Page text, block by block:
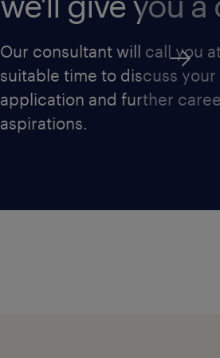
Our consultant will call you
suitable time to discuss your
application and further
aspirations.